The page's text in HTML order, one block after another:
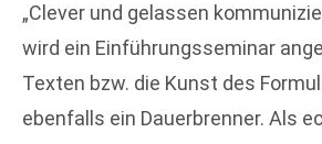
„Clever und gelassen
wird ein Einführungsseminar
Texten bzw. die Kunst des
ebenfalls ein Dauerbrenner. Als